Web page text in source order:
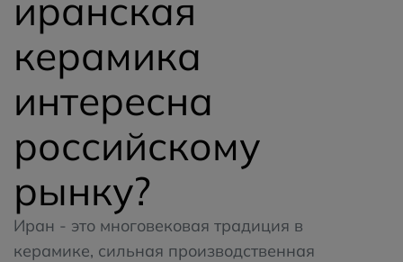
иранская
керамика
интересна
российскому
рынку?
Иран - это многовековая традиция в
керамике, сильная производственная